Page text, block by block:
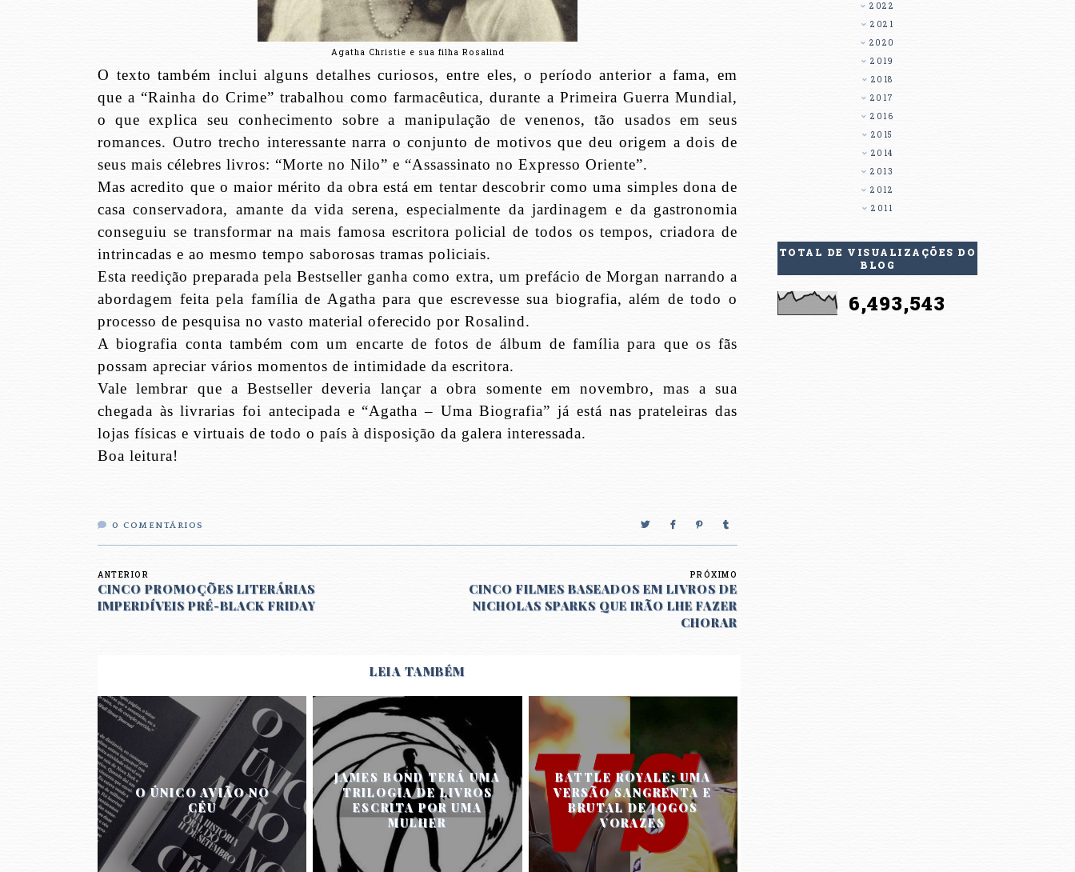
Agatha Christie e sua filha Rosalind
O texto também inclui alguns detalhes curiosos, entre eles, o período anterior a fama, em
que a “Rainha do Crime” trabalhou como farmacêutica, durante a Primeira Guerra Mundial,
o que explica seu conhecimento sobre a manipulação de venenos, tão usados em seus
romances. Outro trecho interessante narra o conjunto de motivos que deu origem a dois de
seus mais célebres livros: “Morte no Nilo” e “Assassinato no Expresso Oriente”.
Mas acredito que o maior mérito da obra está em tentar descobrir como uma simples dona de
casa conservadora, amante da vida serena, especialmente da jardinagem e da gastronomia
conseguiu se transformar na mais famosa escritora policial de todos os tempos, criadora de
intrincadas e ao mesmo tempo saborosas tramas policiais.
Esta reedição preparada pela Bestseller ganha como extra, um prefácio de Morgan narrando a
abordagem feita pela família de Agatha para que escrevesse sua biografia, além de todo o
processo de pesquisa no vasto material oferecido por Rosalind.
A biografia conta também com um encarte de fotos de álbum de família para que os fãs
possam apreciar vários momentos de intimidade da escritora.
Vale lembrar que a Bestseller deveria lançar a obra somente em novembro, mas a sua
chegada às livrarias foi antecipada e “Agatha – Uma Biografia” já está nas prateleiras das
lojas físicas e virtuais de todo o país à disposição da galera interessada.
Boa leitura!
0 COMENTÁRIOS
ANTERIOR
CINCO PROMOÇÕES LITERÁRIAS
IMPERDÍVEIS PRÉ-BLACK FRIDAY
PRÓXIMO
CINCO FILMES BASEADOS EM LIVROS DE
NICHOLAS SPARKS QUE IRÃO LHE FAZER
CHORAR
LEIA TAMBÉM
O ÚNICO AVIÃO NO
CÉU
JAMES BOND TERÁ UMA
TRILOGIA DE LIVROS
ESCRITA POR UMA
MULHER
BATTLE ROYALE: UMA
VERSÃO SANGRENTA E
BRUTAL DE JOGOS
VORAZES
2022
2021
2020
2019
2018
2017
2016
2015
2014
2013
2012
2011
TOTAL DE VISUALIZAÇÕES DO
BLOG
6,493,543